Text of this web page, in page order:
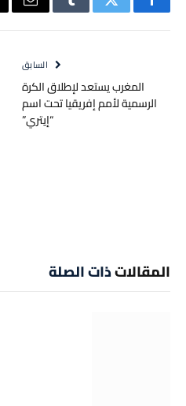
فيسبوكتويتر Tumblrالبريد
السابق
المغرب يستعد لإطلاق الكرة
الرسمية لأمم إفريقيا تحت اسم
“إيتري”
المقالاتذات الصلة